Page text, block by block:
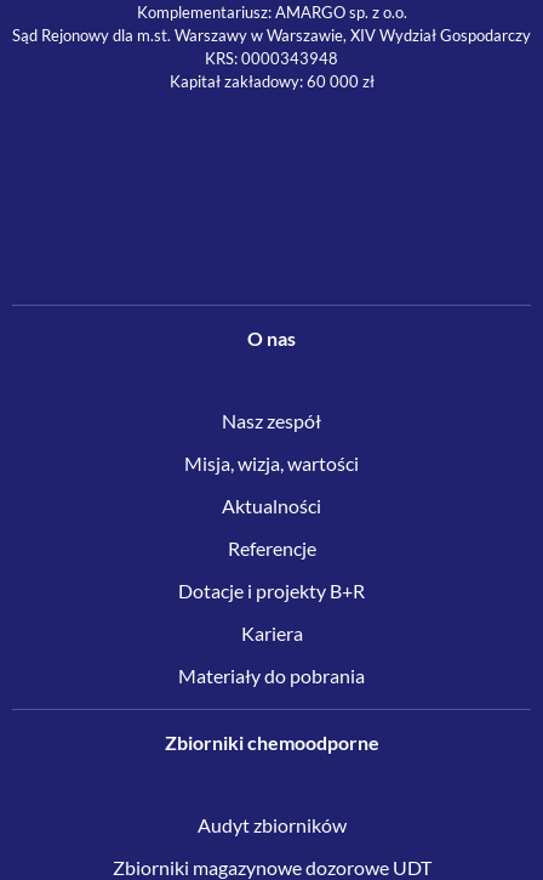
Komplementariusz: AMARGO sp. z o.o.
Sąd Rejonowy dla m.st. Warszawy w Warszawie, XIV Wydział Gospodarczy
KRS: 0000343948
Kapitał zakładowy: 60 000 zł
O nas
Nasz zespół
Misja, wizja, wartości
Aktualności
Referencje
Dotacje i projekty B+R
Kariera
Materiały do pobrania
Zbiorniki chemoodporne
Audyt zbiorników
Zbiorniki magazynowe dozorowe UDT